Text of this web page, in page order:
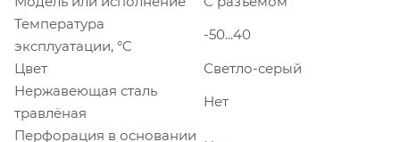
Температура
эксплуатации, °C
-50...40
Цвет
Светло-серый
Нержавеющая сталь
травлёная
Нет
Перфорация в основании